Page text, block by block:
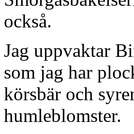
också.
Jag uppvaktar
som jag har
körsbär och
humleblomster.